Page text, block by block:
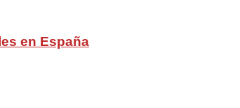
en España